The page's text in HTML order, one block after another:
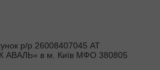
р/р 26008407045 АТ
в м. Київ МФО 380805